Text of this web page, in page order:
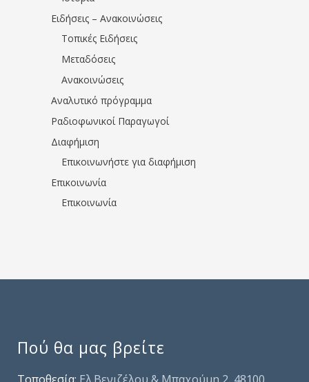
Ειδήσεις – Ανακοινώσεις
Τοπικές Ειδήσεις
Μεταδόσεις
Ανακοινώσεις
Αναλυτικό πρόγραμμα
Ραδιοφωνικοί Παραγωγοί
Διαφήμιση
Επικοινωνήστε για διαφήμιση
Επικοινωνία
Επικοινωνία
Πού θα μας βρείτε
Τοποθεσία: Ελ.Βενιζέλου & Μπαχούμη 2, 48100